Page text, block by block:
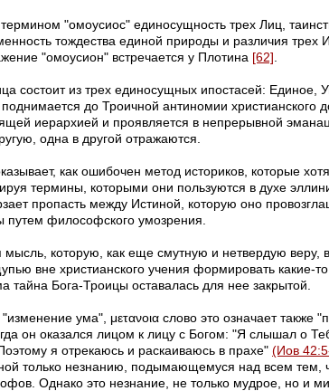
"омоусиос" единосущность трех Лиц,
тождества единой природы и различия трех
"омоусион" встречается у Плотина [62]
состоит из трех единосущных ипостасей:
до Троичной антиномии христианского
иерархией и проявляется в непрерывной
одна в другой отражаются.
как ошибочен метод историков, которые
термины, которыми они пользуются в духе
пропасть между Истиной, которую оно
путем философского умозрения.
мысль, которую, как еще смутную и нетвердую веру,
вне христианского учения формировать какие-
тайна Бога-Троицы оставалась для нее закрытой.
ума", μετανοια слово это означает также
он оказался лицом к лицу с Богом: "Я слышал о
я отрекаюсь и раскаиваюсь в прахе" (Иов
только незнанию, подымающемуся над всем тем,
Однако это незнание, не только мудрое, но и